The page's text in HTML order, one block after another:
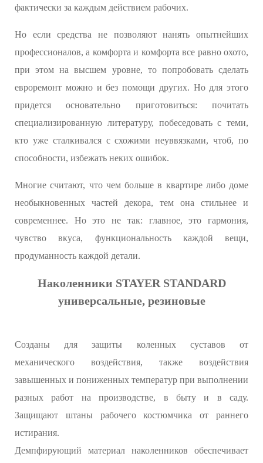
фактически за каждым действием рабочих.
Но если средства не позволяют нанять опытнейших
профессионалов, а комфорта и комфорта все равно охото,
при этом на высшем уровне, то попробовать сделать
евроремонт можно и без помощи других. Но для этого
придется основательно приготовиться: почитать
специализированную литературу, побеседовать с теми,
кто уже сталкивался с схожими неуввязками, чтоб, по
способности, избежать неких ошибок.
Многие считают, что чем больше в квартире либо доме
необыкновенных частей декора, тем она стильнее и
современнее. Но это не так: главное, это гармония,
чувство вкуса, функциональность каждой вещи,
продуманность каждой детали.
Наколенники STAYER STANDARD
универсальные, резиновые
Созданы для защиты коленных суставов от
механического воздействия, также воздействия
завышенных и пониженных температур при выполнении
разных работ на производстве, в быту и в саду.
Защищают штаны рабочего костюмчика от раннего
истирания.
Демпфирующий материал наколенников обеспечивает